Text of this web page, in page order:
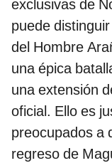
exclusivas de
puede
del Hombre
una épica
una extensión
oficial. Ello es
preocupados a
regreso de